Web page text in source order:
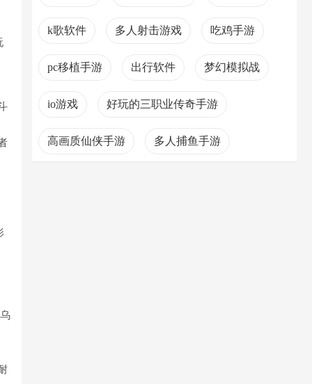
k歌软件 多人射击游戏 吃鸡手游
pc移植手游 出行软件 梦幻模拟战
io游戏 好玩的三职业传奇手游
高画质仙侠手游 多人捕鱼手游